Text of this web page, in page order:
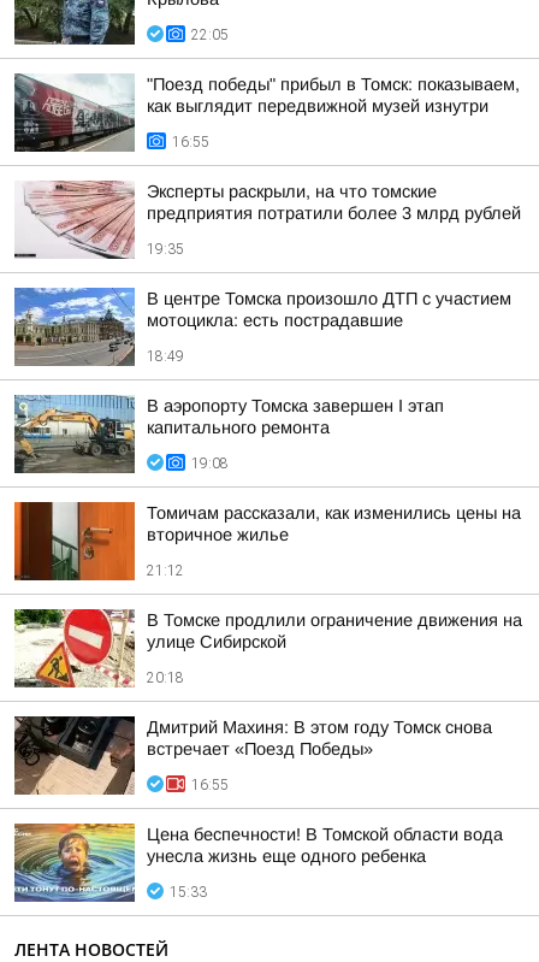
22:05
"Поезд победы" прибыл в Томск: показываем,
как выглядит передвижной музей изнутри
16:55
Эксперты раскрыли, на что томские
предприятия потратили более 3 млрд рублей
19:35
В центре Томска произошло ДТП с участием
мотоцикла: есть пострадавшие
18:49
В аэропорту Томска завершен I этап
капитального ремонта
19:08
Томичам рассказали, как изменились цены на
вторичное жилье
21:12
В Томске продлили ограничение движения на
улице Сибирской
20:18
Дмитрий Махиня: В этом году Томск снова
встречает «Поезд Победы»
16:55
Цена беспечности! В Томской области вода
унесла жизнь еще одного ребенка
15:33
ЛЕНТА НОВОСТЕЙ